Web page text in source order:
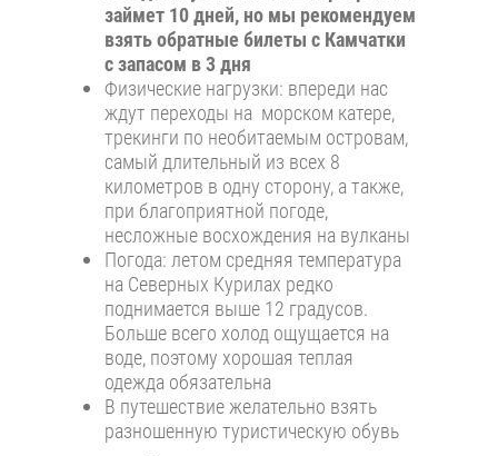
займет 10 дней, но мы рекомендуем
взять обратные билеты с Камчатки
с запасом в 3 дня
Физические нагрузки: впереди нас
ждут переходы на морском катере,
трекинги по необитаемым островам,
самый длительный из всех 8
километров в одну сторону, а также,
при благоприятной погоде,
несложные восхождения на вулканы
Погода: летом средняя температура
на Северных Курилах редко
поднимается выше 12 градусов.
Больше всего холод ощущается на
воде, поэтому хорошая теплая
одежда обязательна
В путешествие желательно взять
разношенную туристическую обувь